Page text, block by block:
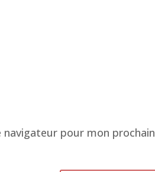
pour mon prochain